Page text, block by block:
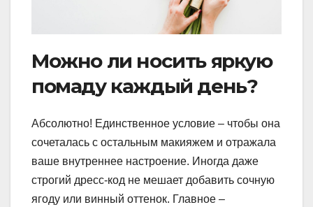
Можно ли носить яркую
помаду каждый день?
Абсолютно! Единственное условие – чтобы она
сочеталась с остальным макияжем и отражала
ваше внутреннее настроение. Иногда даже
строгий дресс-код не мешает добавить сочную
ягоду или винный оттенок. Главное –